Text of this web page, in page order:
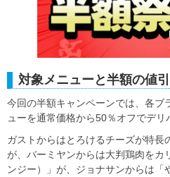
対象メニューと半額の値
今回の半額キャンペーンでは、各ブ
ューを通常価格から50％オフでデリ
ガストからはとろけるチーズが特長
が、バーミヤンからは大判鶏肉をカ
ンジー）」が、ジョナサンからは「